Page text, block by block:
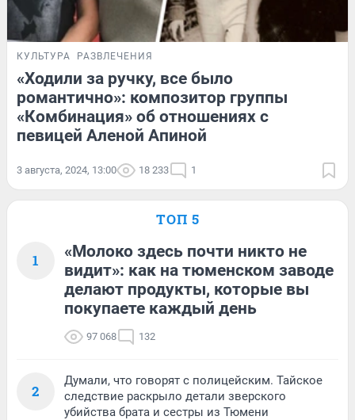
КУЛЬТУРА РАЗВЛЕЧЕНИЯ
«Ходили за ручку, все было
романтично»: композитор группы
«Комбинация» об отношениях с
певицей Аленой Апиной
3 августа, 2024, 13:00 18 233 1
ТОП 5
1
«Молоко здесь почти никто не
видит»: как на тюменском заводе
делают продукты, которые вы
покупаете каждый день
97 068 132
2
Думали, что говорят с полицейским. Тайское
следствие раскрыло детали зверского
убийства брата и сестры из Тюмени